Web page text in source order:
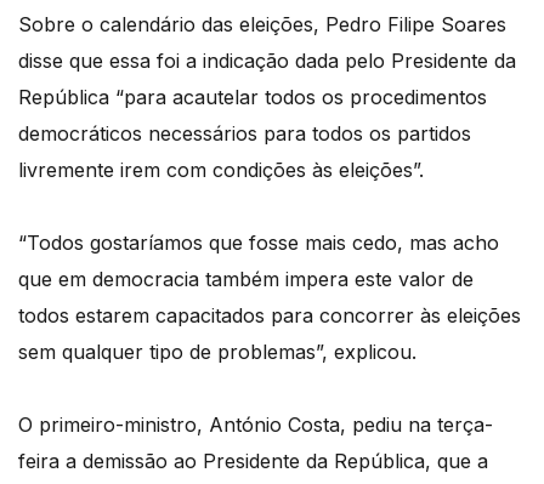
Sobre o calendário das eleições, Pedro Filipe Soares
disse que essa foi a indicação dada pelo Presidente da
República “para acautelar todos os procedimentos
democráticos necessários para todos os partidos
livremente irem com condições às eleições”.
“Todos gostaríamos que fosse mais cedo, mas acho
que em democracia também impera este valor de
todos estarem capacitados para concorrer às eleições
sem qualquer tipo de problemas”, explicou.
O primeiro-ministro, António Costa, pediu na terça-
feira a demissão ao Presidente da República, que a